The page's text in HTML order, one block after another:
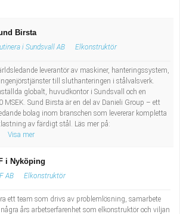
Birsta
i Sundsvall AB Elkonstruktör
leverantör av maskiner, hanteringssystem,
ingenjörstjänster till sluthanteringen i stålvalsverk.
globalt, huvudkontor i Sundsvall och en
MSEK. Sund Birsta är en del av Danieli Group – ett
bolag inom branschen som levererar kompletta
av färdigt stål. Läs mer på:
Visa mer
i Nyköping
AB Elkonstruktör
ett team som drivs av problemlösning, samarbete
års arbetserfarenhet som elkonstruktör och viljan